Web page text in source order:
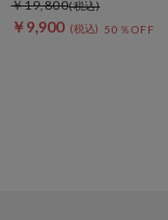
￥9,900 50％OFF
￥19,800